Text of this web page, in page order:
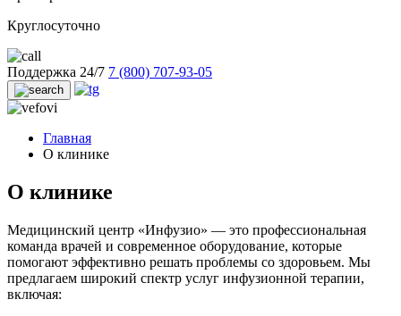
Круглосуточно
Поддержка 24/7 7 (800) 707-93-05
Главная
О клинике
О клинике
Медицинский центр «Инфузио» — это профессиональная
команда врачей и современное оборудование, которые
помогают эффективно решать проблемы со здоровьем. Мы
предлагаем широкий спектр услуг инфузионной терапии,
включая: